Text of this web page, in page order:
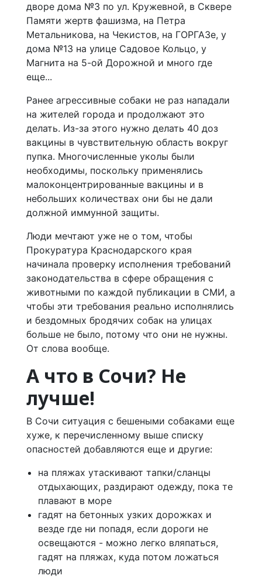
дворе дома №3 по ул. Кружевной, в Сквере
Памяти жертв фашизма, на Петра
Метальникова, на Чекистов, на ГОРГАЗе, у
дома №13 на улице Садовое Кольцо, у
Магнита на 5-ой Дорожной и много где
еще...
Ранее агрессивные собаки не раз нападали
на жителей города и продолжают это
делать. Из-за этого нужно делать 40 доз
вакцины в чувствительную область вокруг
пупка. Многочисленные уколы были
необходимы, поскольку применялись
малоконцентрированные вакцины и в
небольших количествах они бы не дали
должной иммунной защиты.
Люди мечтают уже не о том, чтобы
Прокуратура Краснодарского края
начинала проверку исполнения требований
законодательства в сфере обращения с
животными по каждой публикации в СМИ, а
чтобы эти требования реально исполнялись
и бездомных бродячих собак на улицах
больше не было, потому что они не нужны.
От слова вообще.
А что в Сочи? Не
лучше!
В Сочи ситуация с бешеными собаками еще
хуже, к перечисленному выше списку
опасностей добавляются еще и другие:
на пляжах утаскивают тапки/сланцы
отдыхающих, раздирают одежду, пока те
плавают в море
гадят на бетонных узких дорожках и
везде где ни попадя, если дороги не
освещаются - можно легко вляпаться,
гадят на пляжах, куда потом ложаться
люди